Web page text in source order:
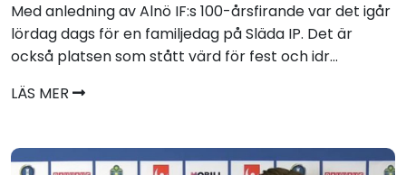
Med anledning av Alnö IF:s 100-årsfirande var det igår
lördag dags för en familjedag på Släda IP. Det är
också platsen som stått värd för fest och idr...
LÄS MER